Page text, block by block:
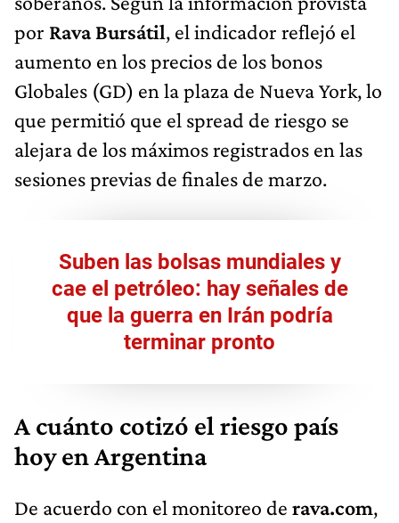
por Rava Bursátil, el indicador reflejó el
aumento en los precios de los bonos
Globales (GD) en la plaza de Nueva York, lo
que permitió que el spread de riesgo se
alejara de los máximos registrados en las
sesiones previas de finales de marzo.
Suben las bolsas mundiales y
cae el petróleo: hay señales de
que la guerra en Irán podría
terminar pronto
A cuánto cotizó el riesgo país
hoy en Argentina
De acuerdo con el monitoreo de rava.com,